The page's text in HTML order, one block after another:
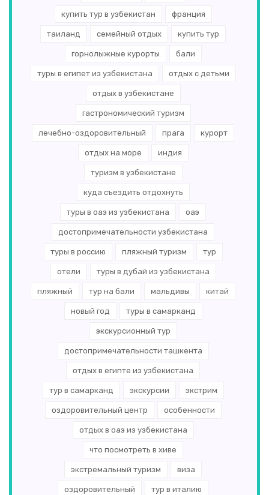
купить тур в узбекистан франция
таиланд семейный отдых купить тур
горнолыжные курорты бали
туры в египет из узбекистана отдых с детьми
отдых в узбекистане
гастрономический туризм
лечебно-оздоровительный прага курорт
отдых на море индия
туризм в узбекистане
куда съездить отдохнуть
туры в оаэ из узбекистана оаэ
достопримечательности узбекистана
туры в россию пляжный туризм тур
отели туры в дубай из узбекистана
пляжный тур на бали мальдивы китай
новый год туры в самарканд
экскурсионный тур
достопримечательности ташкента
отдых в египте из узбекистана
тур в самарканд экскурсии экстрим
оздоровительный центр особенности
отдых в оаэ из узбекистана
что посмотреть в хиве
экстремальный туризм виза
оздоровительный тур в италию